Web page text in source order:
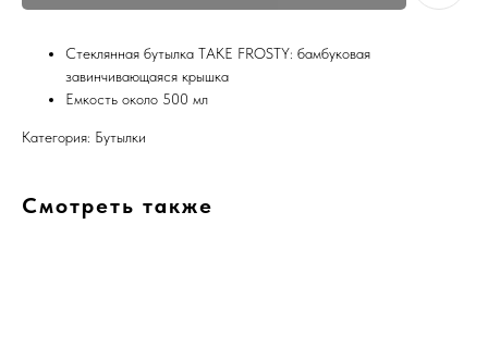
Стеклянная бутылка TAKE FROSTY: бамбуковая
завинчивающаяся крышка
Емкость около 500 мл
Категория: Бутылки
Смотреть также